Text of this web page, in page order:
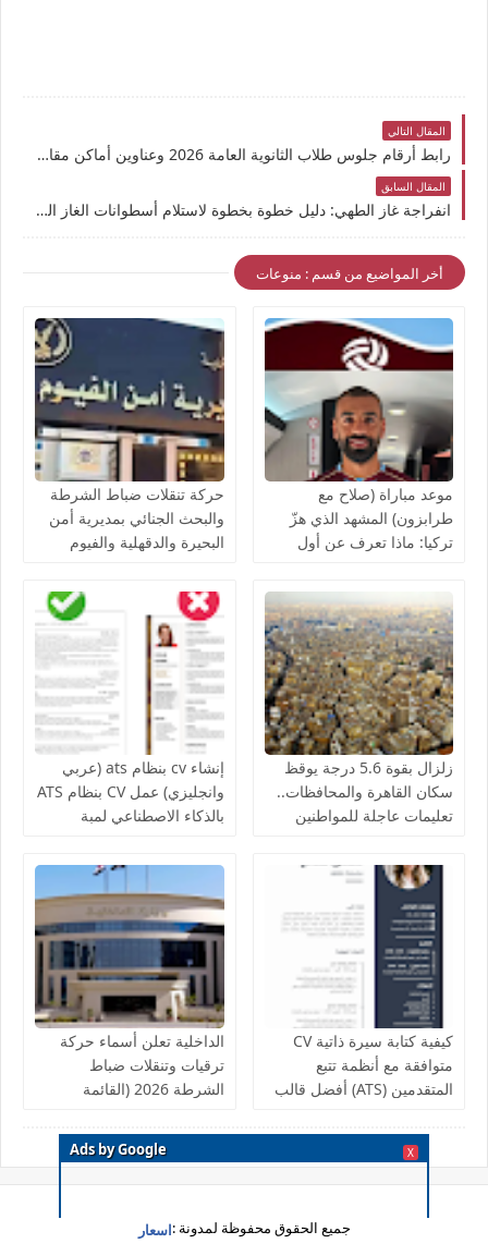
Ads by Google X
المقال التالي
رابط أرقام جلوس طلاب الثانوية العامة 2026 وعناوين أماكن مقار اللجان الامتحانية لطلاب تالتة ثانوي (Turning Point)
المقال السابق
انفراجة غاز الطهي: دليل خطوة بخطوة لاستلام أسطوانات الغاز المنزلي البريقة للحجز البمبة من2021 وحتى 2026
أخر المواضيع من قسم : منوعات
موعد مباراة (صلاح مع
طرابزون) المشهد الذي هزّ
تركيا: ماذا تعرف عن أول
حركة تنقلات ضباط الشرطة
والبحث الجنائي بمديرية أمن
البحيرة والدقهلية والفيوم
الكاملة)
زلزال بقوة 5.6 درجة يوقظ
سكان القاهرة والمحافظات..
تعليمات عاجلة للمواطنين
إنشاء cv بنظام ats (عربي
وانجليزي) عمل CV بنظام ATS
بالذكاء الاصطناعي لمبة
كيفية كتابة سيرة ذاتية CV
متوافقة مع أنظمة تتبع
المتقدمين (ATS) أفضل قالب
يضمن قبولك بأي وظيفة
الداخلية تعلن أسماء حركة
ترقيات وتنقلات ضباط
الشرطة 2026 (القائمة
جميع الحقوق محفوظة لمدونة :اسعار